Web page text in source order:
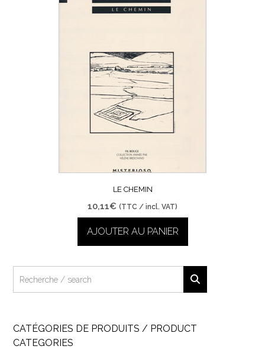
LE CHEMIN
10,11€ (TTC / incl. VAT)
AJOUTER AU PANIER
CATÉGORIES DE PRODUITS / PRODUCT
CATEGORIES